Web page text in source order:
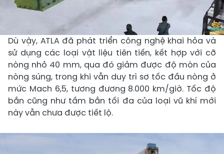
Dù vậy, ATLA đã phát triển công nghệ khai hỏa và
sử dụng các loại vật liệu tiên tiến, kết hợp với cỡ
nòng nhỏ 40 mm, qua đó giảm được độ mòn của
nòng súng, trong khi vẫn duy trì sơ tốc đầu nòng ở
mức Mach 6,5, tương đương 8.000 km/giờ. Tốc độ
bắn cũng như tầm bắn tối đa của loại vũ khí mới
này vẫn chưa được tiết lộ.